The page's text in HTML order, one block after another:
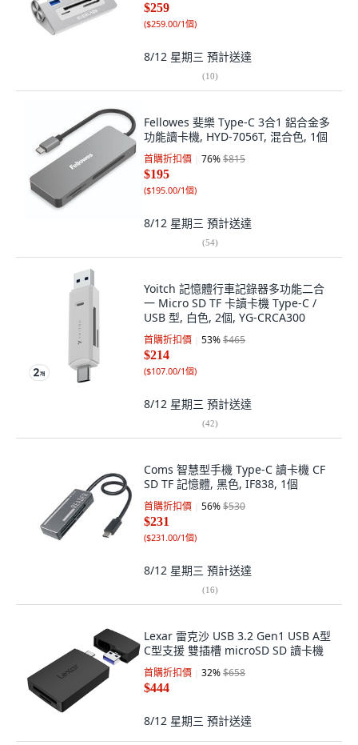
$259
($259.00/1個)
8/12 星期三 預計送達
(10)
Fellowes 斐樂 Type-C 3合1 鋁合金多
功能讀卡機, HYD-7056T, 混合色, 1個
首購折扣價 76%$815
$195
($195.00/1個)
8/12 星期三 預計送達
(54)
Yoitch 記憶體行車記錄器多功能二合
一 Micro SD TF 卡讀卡機 Type-C /
USB 型, 白色, 2個, YG-CRCA300
首購折扣價 53%$465
$214
($107.00/1個)
8/12 星期三 預計送達
(42)
Coms 智慧型手機 Type-C 讀卡機 CF
SD TF 記憶體, 黑色, IF838, 1個
首購折扣價 56%$530
$231
($231.00/1個)
8/12 星期三 預計送達
(16)
Lexar 雷克沙 USB 3.2 Gen1 USB A型
C型支援 雙插槽 microSD SD 讀卡機
首購折扣價 32%$658
$444
8/12 星期三 預計送達